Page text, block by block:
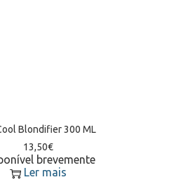
Blondifier 300 ML
13,50€
brevemente
Ler mais